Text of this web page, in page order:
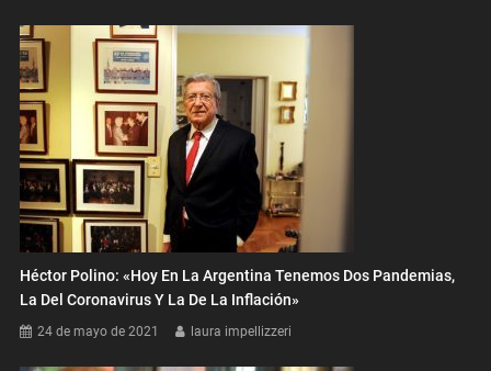
Héctor Polino: «Hoy En La Argentina Tenemos Dos Pandemias,
La Del Coronavirus Y La De La Inflación»
24 de mayo de 2021 laura impellizzeri